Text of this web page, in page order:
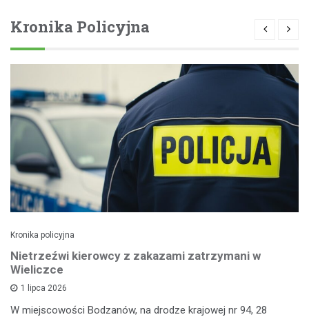
Kronika Policyjna
Kronika policyjna
Nietrzeźwi kierowcy z zakazami zatrzymani w
Wieliczce
1 lipca 2026
W miejscowości Bodzanów, na drodze krajowej nr 94, 28